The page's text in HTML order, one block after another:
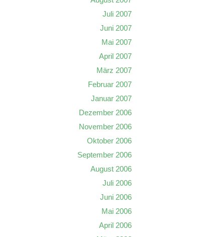
Juli 2007
Juni 2007
Mai 2007
April 2007
März 2007
Februar 2007
Januar 2007
Dezember 2006
November 2006
Oktober 2006
September 2006
August 2006
Juli 2006
Juni 2006
Mai 2006
April 2006